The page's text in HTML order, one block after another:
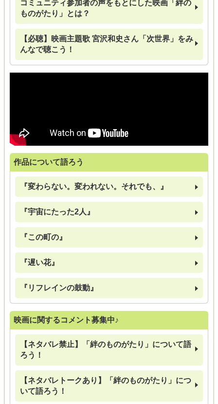
コミュニティ参加者の声をもとにした映画「絆の
ものがたり」とは？
【必聴】映画主題歌 宮沢和史さん「次世界」をみ
んなで聴こう！
作品について語ろう
『変わらない。変われない。それでも、』
『宇宙にたった2人』
『この町の』
『遅い花』
『リフレインの鼓動』
映画に関するコメント募集中♪
【ネタバレ禁止】「絆のものがたり」について語
ろう！
【ネタバレトークあり】「絆のものがたり」につ
いて語ろう！